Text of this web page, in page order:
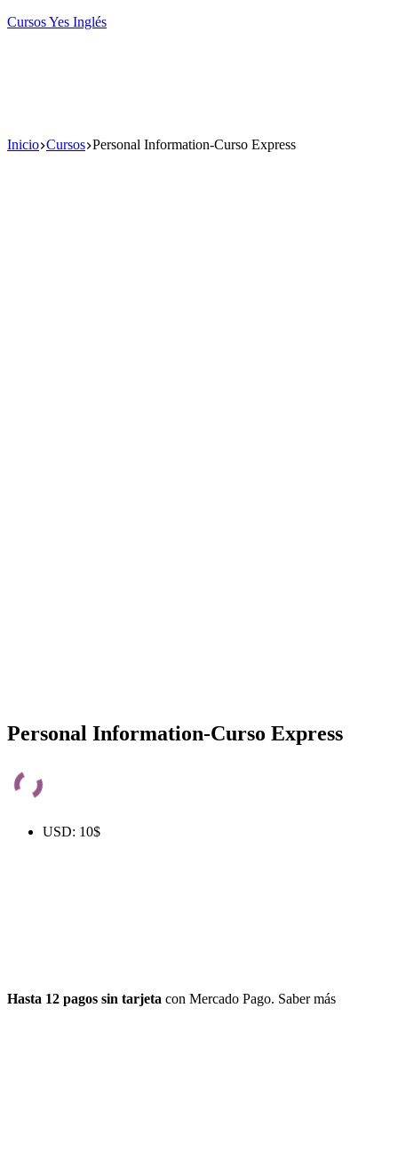
Saltar
Cursos Yes Inglés
Inicio Cursos Personal Information-Curso Express
Personal Information-Curso Express
USD: 10$
Hasta 12 pagos sin tarjeta con Mercado Pago. Saber más